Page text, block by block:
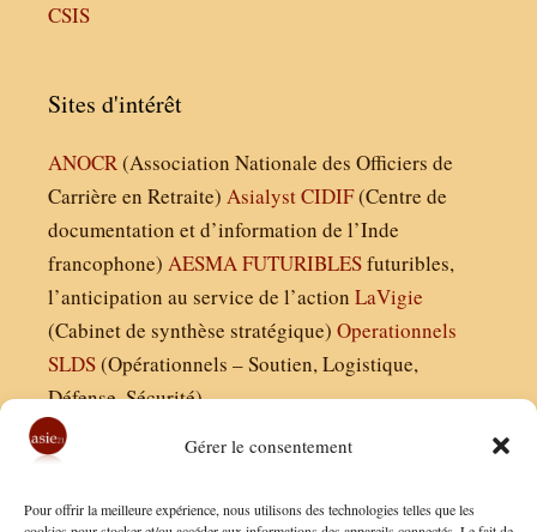
Gérer le consentement
Pour offrir la meilleure expérience, nous utilisons des technologies telles que les
CSIS
Sites d'intérêt
ANOCR(Association Nationale des Officiers de
Carrière en Retraite) AsialystCIDIF(Centre de
documentation et d’information de l’Inde
francophone) AESMAFUTURIBLESfuturibles,
l’anticipation au service de l’action LaVigie
(Cabinet de synthèse stratégique) Operationnels
SLDS(Opérationnels – Soutien, Logistique,
Défense, Sécurité)